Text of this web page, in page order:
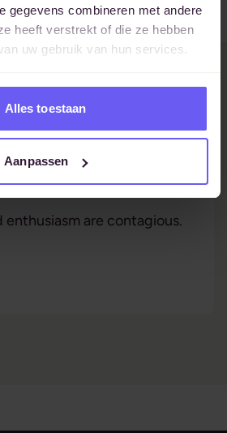
gegevens combineren met andere
heeft verstrekt of die ze hebben
uw gebruik van hun services.
Alles toestaan
Aanpassen
met Myres
Myres
enthusiasm are contagious.